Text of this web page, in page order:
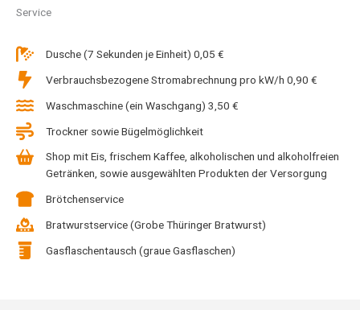
Service
Dusche (7 Sekunden je Einheit) 0,05 €
Verbrauchsbezogene Stromabrechnung pro kW/h 0,90 €
Waschmaschine (ein Waschgang) 3,50 €
Trockner sowie Bügelmöglichkeit
Shop mit Eis, frischem Kaffee, alkoholischen und alkoholfreien
Getränken, sowie ausgewählten Produkten der Versorgung
Brötchenservice
Bratwurstservice (Grobe Thüringer Bratwurst)
Gasflaschentausch (graue Gasflaschen)